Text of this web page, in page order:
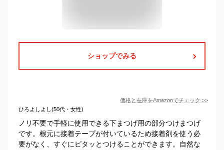
ショップでみる
価格と在庫をAmazonでチェック >>
ひろよしよし(50代・女性)
ノリ不要で手軽に使用できる下まつげ用の部分つけまつげ
です。根元に接着テープが付いているため接着剤を使う必
要がなく、すぐにピタッとつけることができます。自然な